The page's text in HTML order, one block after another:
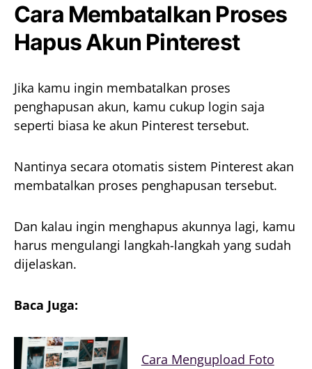
Cara Membatalkan Proses
Hapus Akun Pinterest
Jika kamu ingin membatalkan proses
penghapusan akun, kamu cukup login saja
seperti biasa ke akun Pinterest tersebut.
Nantinya secara otomatis sistem Pinterest akan
membatalkan proses penghapusan tersebut.
Dan kalau ingin menghapus akunnya lagi, kamu
harus mengulangi langkah-langkah yang sudah
dijelaskan.
Baca Juga:
Cara Mengupload Foto